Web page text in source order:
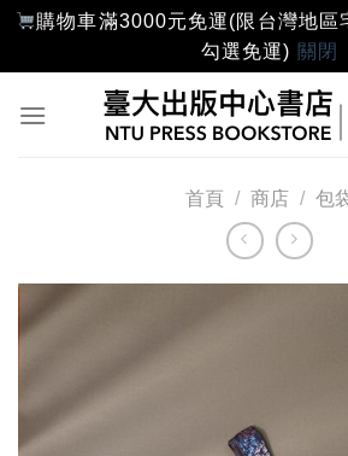
購物車滿3000元免運(限台灣地區
勾選免運) 關閉
首頁 / 商店 / 包